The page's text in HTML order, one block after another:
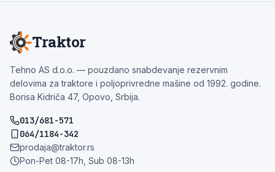
Traktor
Tehno AS d.o.o. — pouzdano snabdevanje rezervnim
delovima za traktore i poljoprivredne mašine od 1992. godine.
Borisa Kidriča 47, Opovo, Srbija.
013/681-571
064/1184-342
prodaja@traktor.rs
Pon-Pet 08-17h, Sub 08-13h